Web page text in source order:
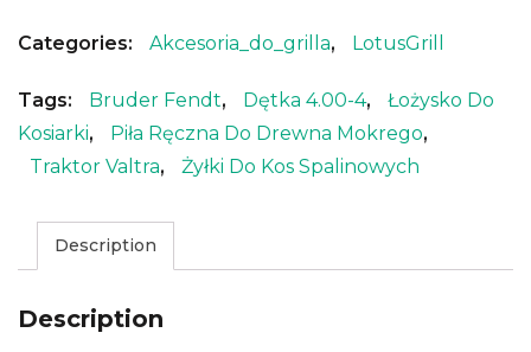
Categories: Akcesoria_do_grilla, LotusGrill
Tags: Bruder Fendt, Dętka 4.00-4,
Łożysko Do
Kosiarki, Piła Ręczna Do Drewna Mokrego,
Traktor Valtra, Żyłki Do Kos Spalinowych
Description
Description